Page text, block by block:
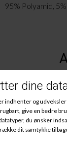
95% Polyamid, 5%